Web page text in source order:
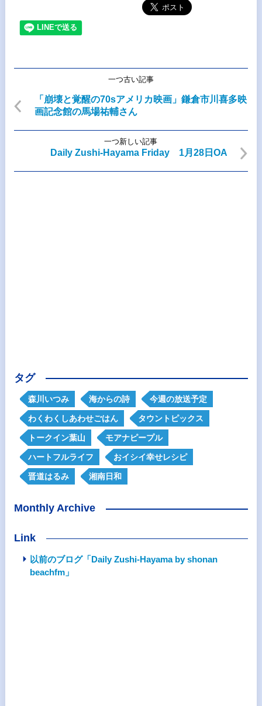
一つ古い記事
「崩壊と覚醒の70sアメリカ映画」鎌倉市川喜多映
画記念館の馬場祐輔さん
一つ新しい記事
Daily Zushi-Hayama Friday 1月28日OA
タグ
森川いつみ 海からの詩 今週の放送予定
わくわくしあわせごはん タウントピックス
トークイン葉山 モアナピープル
ハートフルライフ おイシイ幸せレシピ
晋道はるみ 湘南日和
Monthly Archive
Link
以前のブログ「Daily Zushi-Hayama by shonan
beachfm」